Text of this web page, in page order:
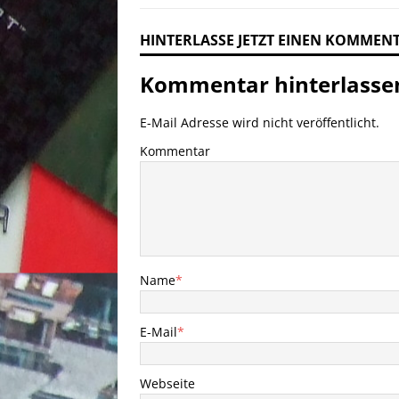
HINTERLASSE JETZT EINEN
Kommentar
E-Mail Adresse wird nicht veröffentlicht.
Kommentar
Name*
E-Mail*
Webseite